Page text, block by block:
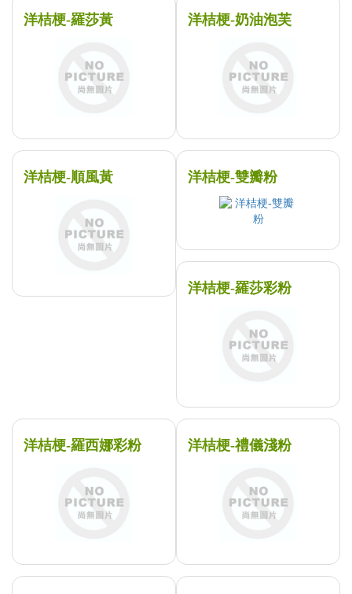
洋桔梗-羅莎黃 洋桔梗-奶油泡芙
洋桔梗-順風黃 洋桔梗-雙瓣粉
洋桔梗-羅莎彩粉
洋桔梗-羅西娜彩粉 洋桔梗-禮儀淺粉